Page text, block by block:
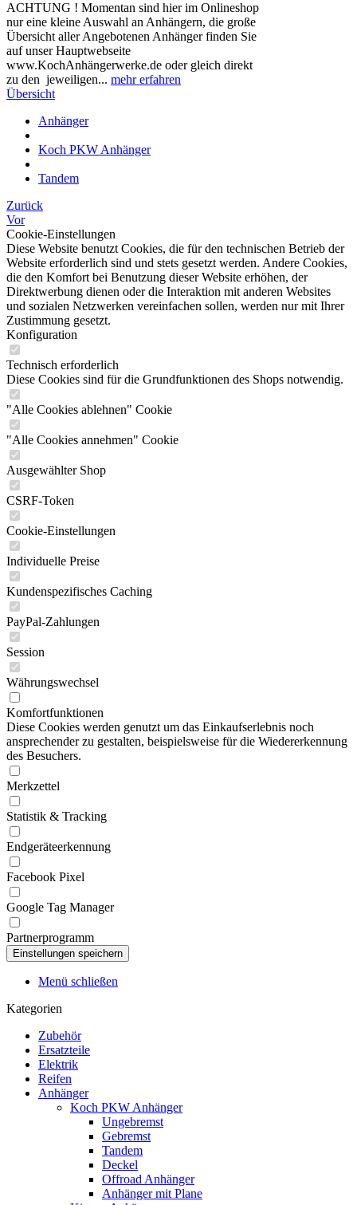
ACHTUNG ! Momentan sind hier im Onlineshop
nur eine kleine Auswahl an Anhängern, die große
Übersicht aller Angebotenen Anhänger finden Sie
auf unser Hauptwebseite
www.KochAnhängerwerke.de oder gleich direkt
zu den jeweiligen... mehr erfahren
Übersicht
Anhänger
Koch PKW Anhänger
Tandem
Zurück
Vor
Cookie-Einstellungen
Diese Website benutzt Cookies, die für den technischen Betrieb der
Website erforderlich sind und stets gesetzt werden. Andere Cookies,
die den Komfort bei Benutzung dieser Website erhöhen, der
Direktwerbung dienen oder die Interaktion mit anderen Websites
und sozialen Netzwerken vereinfachen sollen, werden nur mit Ihrer
Zustimmung gesetzt.
Konfiguration
Technisch erforderlich
Diese Cookies sind für die Grundfunktionen des Shops notwendig.
"Alle Cookies ablehnen" Cookie
"Alle Cookies annehmen" Cookie
Ausgewählter Shop
CSRF-Token
Cookie-Einstellungen
Individuelle Preise
Kundenspezifisches Caching
PayPal-Zahlungen
Session
Währungswechsel
Komfortfunktionen
Diese Cookies werden genutzt um das Einkaufserlebnis noch
ansprechender zu gestalten, beispielsweise für die Wiedererkennung
des Besuchers.
Merkzettel
Statistik & Tracking
Endgeräteerkennung
Facebook Pixel
Google Tag Manager
Partnerprogramm
Menü schließen
Kategorien
Zubehör
Ersatzteile
Elektrik
Reifen
Anhänger
Koch PKW Anhänger
Ungebremst
Gebremst
Tandem
Deckel
Offroad Anhänger
Anhänger mit Plane